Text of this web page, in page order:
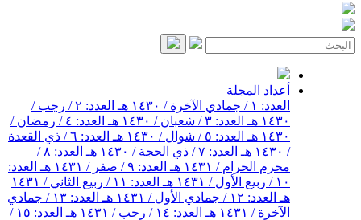
أعداد المجلة
العدد: ١ / جمادي الآخرة / ١٤٣٠ هـ
العدد: ٢ / رجب /
١٤٣٠ هـ
العدد: ٣ / شعبان / ١٤٣٠ هـ
العدد: ٤ / رمضان /
١٤٣٠ هـ
العدد: ٥ / شوال / ١٤٣٠ هـ
العدد: ٦ / ذي القعدة
/ ١٤٣٠ هـ
العدد: ٧ / ذي الحجة / ١٤٣٠ هـ
العدد: ٨ /
محرم الحرام / ١٤٣١ هـ
العدد: ٩ / صفر / ١٤٣١ هـ
العدد:
١٠ / ربيع الأول / ١٤٣١ هـ
العدد: ١١ / ربيع الثاني / ١٤٣١
هـ العدد: ١٢ / جمادي الأول / ١٤٣١ هـ
العدد: ١٣ / جمادي
الآخرة / ١٤٣١ هـ
العدد: ١٤ / رجب / ١٤٣١ هـ
العدد: ١٥ /